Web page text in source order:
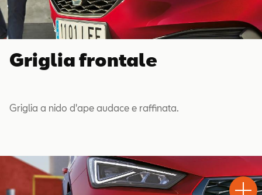
Griglia frontale
Griglia a nido d'ape audace e raffinata.
Drive
Chiama